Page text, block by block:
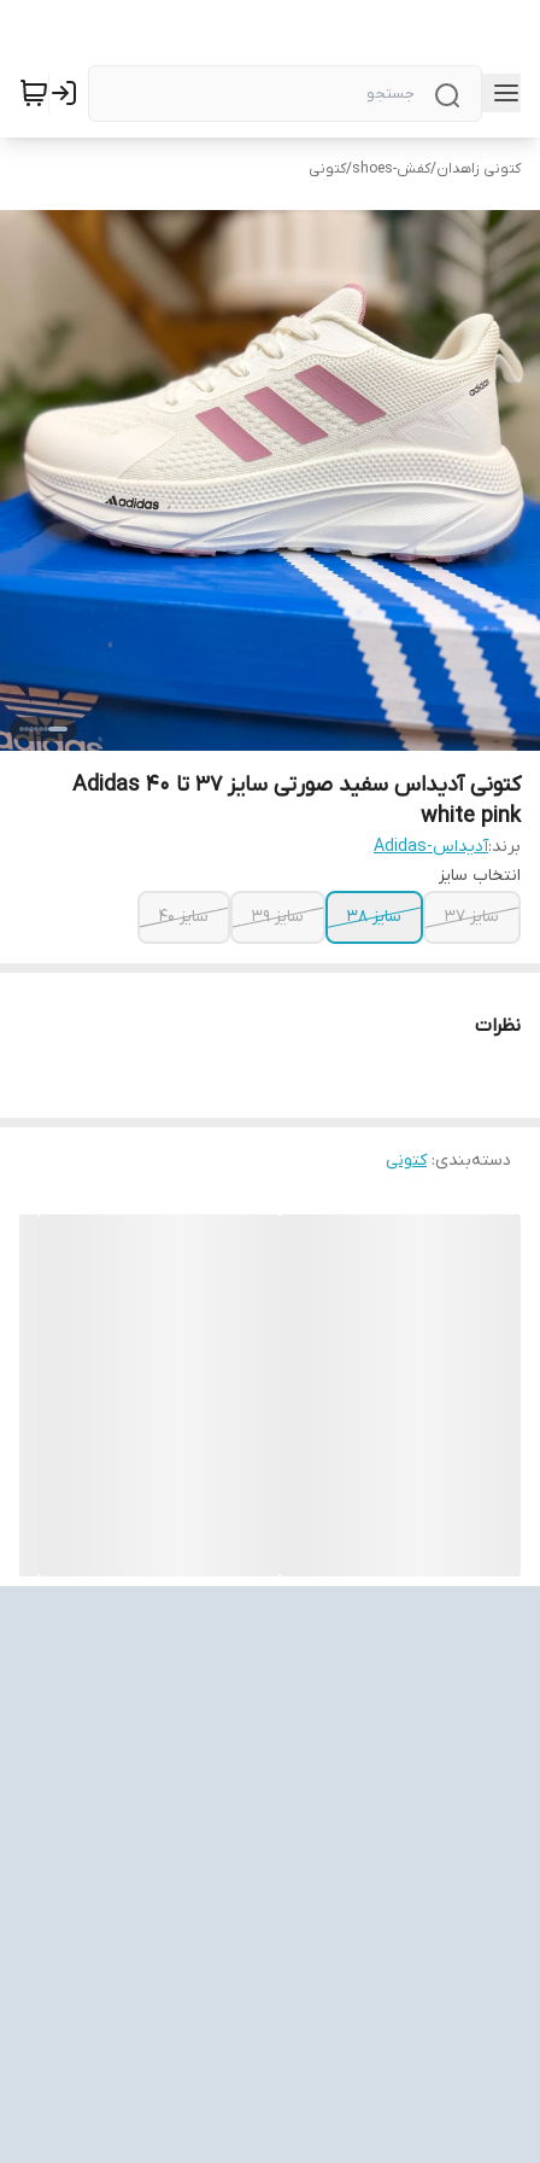
کتونی زاهدان/کفش-shoes /کتونی
کتونی آدیداس سفید صورتی سایز ۳۷ تا ۴۰ Adidas
white pink
برند:آدیداس-Adidas
انتخاب سایز
سایز ۳۷
سایز ۳۸ سایز ۳۹ سایز ۴۰
نظرات
دسته‌بندی:کتونی